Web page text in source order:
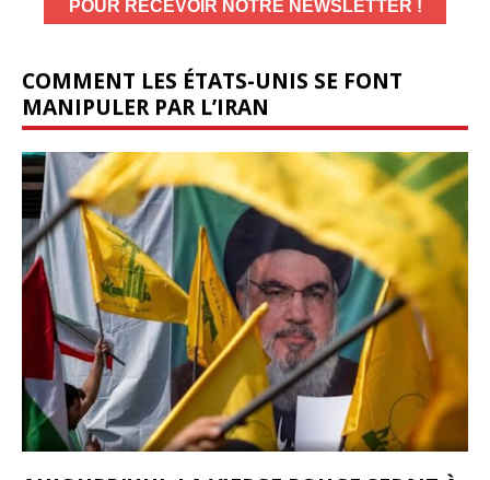
COMMENT LES ÉTATS-UNIS SE FONT
MANIPULER PAR L’IRAN